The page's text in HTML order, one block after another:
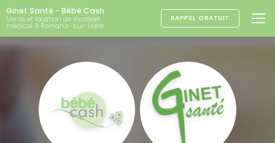
Aller
au
contenu
principal
Ginet Santé - Bébé Cash
Vente et location de matériel
médical à Romans-sur-Isère
RAPPEL GRATUIT